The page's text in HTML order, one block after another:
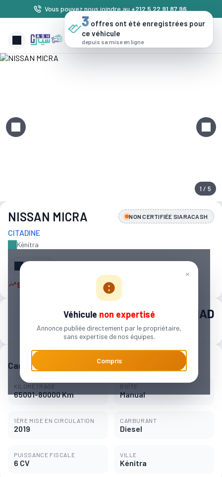
Vous pouvez nous joindre au +212 5 22 91 87 96
1 / 5
NISSAN MICRA NON CERTIFIÉE SIARACASH
CITADINE
Kénitra
×
Véhicule non expertisé
Annonce publiée directement par le propriétaire,
sans expertise de nos équipes.
Compris
Partager
9 autres personnes sont intéressées
120 000 MAD
1 897 MAD / mois
Caractéristiques principales
KILOMÉTRAGE
65001-80000 Km
BOÎTE
Manual
1ÈRE MISE EN CIRCULATION
2019
CARBURANT
Diesel
PUISSANCE FISCALE
6 CV
VILLE
Kénitra
3 offres ont été enregistrées pour
ce véhicule
depuis sa mise en ligne